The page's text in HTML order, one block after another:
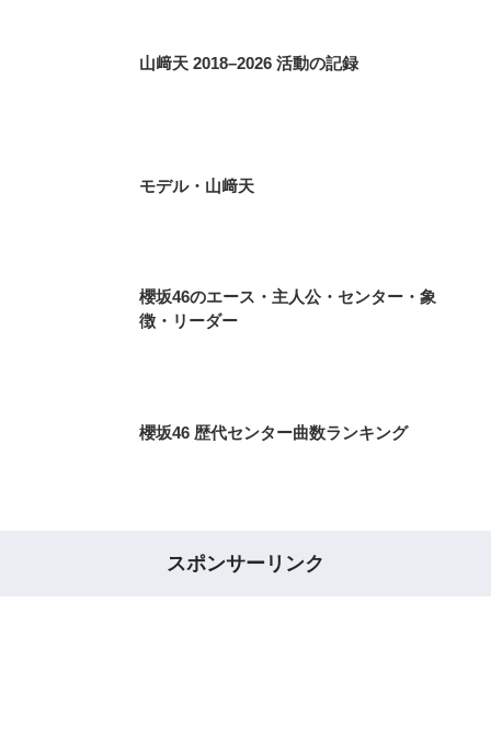
山﨑天 2018–2026 活動の記録
モデル・山﨑天
櫻坂46のエース・主人公・センター・象
徴・リーダー
櫻坂46 歴代センター曲数ランキング
スポンサーリンク